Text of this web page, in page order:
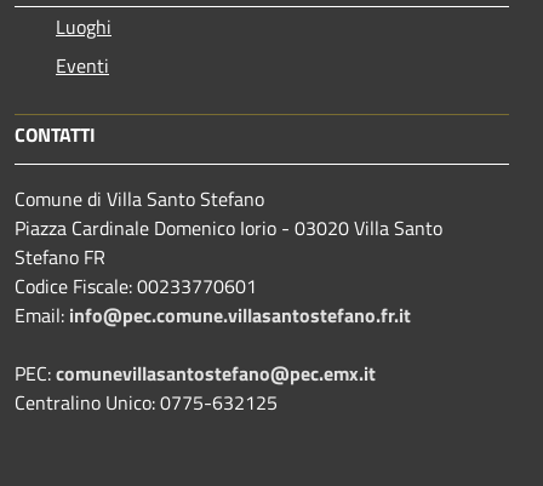
Luoghi
Eventi
CONTATTI
Comune di Villa Santo Stefano
Piazza Cardinale Domenico Iorio - 03020 Villa Santo
Stefano FR
Codice Fiscale: 00233770601
Email: info@pec.comune.villasantostefano.fr.it
PEC:comunevillasantostefano@pec.emx.it
Centralino Unico: 0775-632125